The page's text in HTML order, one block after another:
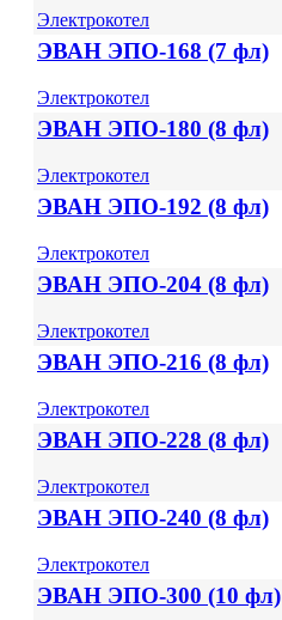
Электрокотел
ЭВАН ЭПО-168 (7 фл)
Электрокотел
ЭВАН ЭПО-180 (8 фл)
Электрокотел
ЭВАН ЭПО-192 (8 фл)
Электрокотел
ЭВАН ЭПО-204 (8 фл)
Электрокотел
ЭВАН ЭПО-216 (8 фл)
Электрокотел
ЭВАН ЭПО-228 (8 фл)
Электрокотел
ЭВАН ЭПО-240 (8 фл)
Электрокотел
ЭВАН ЭПО-300 (10 фл)